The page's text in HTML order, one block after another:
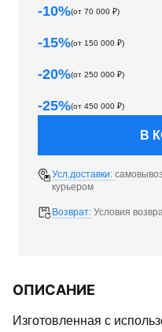
-10%(от 70 000 ₽)
-15%(от 150 000 ₽)
-20%(от 250 000 ₽)
-25%(от 450 000 ₽)
В
Усл.доставки:
курьером
Возврат: Условия
ОПИСАНИЕ
Изготовленная с